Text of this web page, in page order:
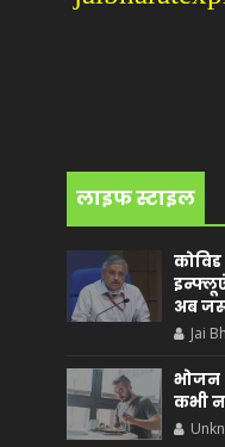
लाइफ स्टाइल
अब
Jai
भोजन
कभी